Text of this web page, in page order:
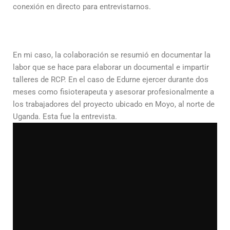
conexión en directo para entrevistarnos.
En mi caso, la colaboración se resumió en documentar la
labor que se hace para elaborar un documental e impartir
talleres de RCP. En el caso de Edurne ejercer durante dos
meses como fisioterapeuta y asesorar profesionalmente a
los trabajadores del proyecto ubicado en Moyo, al norte de
Uganda. Esta fue la entrevista.